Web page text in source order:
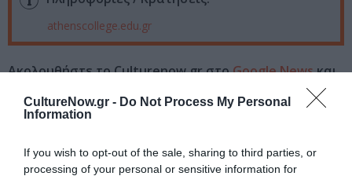
CultureNow.gr - Do Not Process My Personal
Information
If you wish to opt-out of the sale, sharing to third parties, or
processing of your personal or sensitive information for
athenscollege.edu.gr
Ακολουθήστε το Culturenow.gr στοGoogle Newsκαι
Δείτε όλα τα